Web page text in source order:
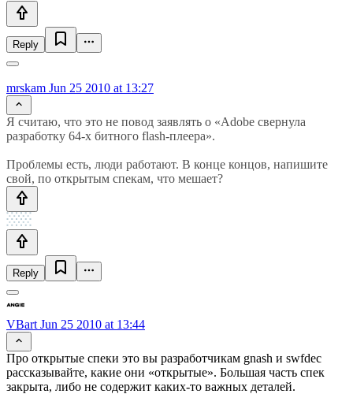
Reply
mrskam Jun 25 2010 at 13:27
Я считаю, что это не повод заявлять о «Adobe свернула
разработку 64-х битного flash-плеера».
Проблемы есть, люди работают. В конце концов, напишите
свой, по открытым спекам, что мешает?
Reply
VBart Jun 25 2010 at 13:44
Про открытые спеки это вы разработчикам gnash и swfdec
рассказывайте, какие они «открытые». Большая часть спек
закрыта, либо не содержит каких-то важных деталей.